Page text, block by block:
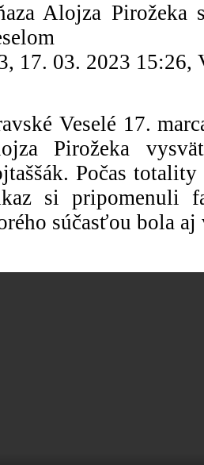
Alojza Pirožeka
17. 03. 2023 15:26,
Veselé 17.
Pirožeka
Počas
si pripomenuli
súčasťou bola aj